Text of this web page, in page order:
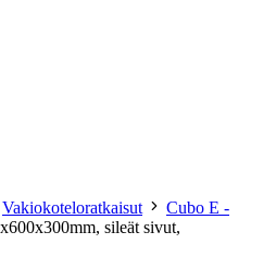
Vakiokoteloratkaisut
Cubo E -
sileät sivut,